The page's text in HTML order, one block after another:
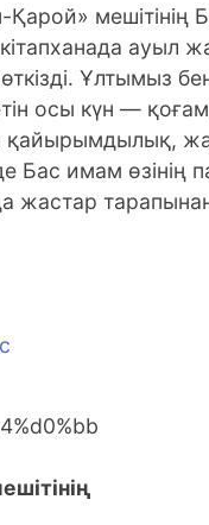
мешітінің
ауыл
Ұлтымыз
осы күн —
қайырымдылық,
имам өзінің
жастар